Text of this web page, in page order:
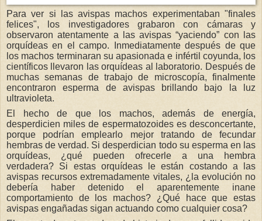
Para ver si las avispas machos experimentaban "finales
felices", los investigadores grabaron con cámaras y
observaron atentamente a las avispas “yaciendo” con las
orquídeas en el campo. Inmediatamente después de que
los machos terminaran su apasionada e infértil coyunda, los
científicos llevaron las orquídeas al laboratorio. Después de
muchas semanas de trabajo de microscopía, finalmente
encontraron esperma de avispas brillando bajo la luz
ultravioleta.
El hecho de que los machos, además de energía,
desperdicien miles de espermatozoides es desconcertante,
porque podrían emplearlo mejor tratando de fecundar
hembras de verdad. Si desperdician todo su esperma en las
orquídeas, ¿qué pueden ofrecerle a una hembra
verdadera? Si estas orquídeas le están costando a las
avispas recursos extremadamente vitales, ¿la evolución no
debería haber detenido el aparentemente inane
comportamiento de los machos? ¿Qué hace que estas
avispas engañadas sigan actuando como cualquier cosa?